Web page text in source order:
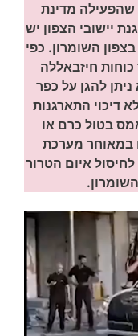
שהפעילה מדינת
יישובי הצפון יש
השומרון. כפי
חיזבאללה
להגן על כפר
ללא דיכוי התארגנות
בטול כרם או
במאוחר מערכת
איום הטרור